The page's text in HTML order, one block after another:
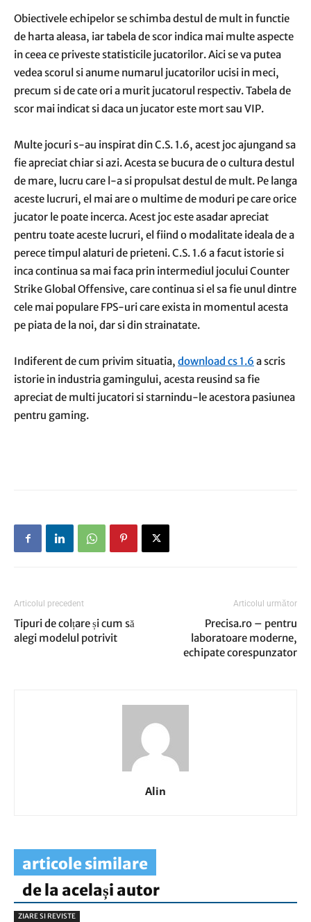
Obiectivele echipelor se schimba destul de mult in functie
de harta aleasa, iar tabela de scor indica mai multe aspecte
in ceea ce priveste statisticile jucatorilor. Aici se va putea
vedea scorul si anume numarul jucatorilor ucisi in meci,
precum si de cate ori a murit jucatorul respectiv. Tabela de
scor mai indicat si daca un jucator este mort sau VIP.
Multe jocuri s-au inspirat din C.S. 1.6, acest joc ajungand sa
fie apreciat chiar si azi. Acesta se bucura de o cultura destul
de mare, lucru care l-a si propulsat destul de mult. Pe langa
aceste lucruri, el mai are o multime de moduri pe care orice
jucator le poate incerca. Acest joc este asadar apreciat
pentru toate aceste lucruri, el fiind o modalitate ideala de a
perece timpul alaturi de prieteni. C.S. 1.6 a facut istorie si
inca continua sa mai faca prin intermediul jocului Counter
Strike Global Offensive, care continua si el sa fie unul dintre
cele mai populare FPS-uri care exista in momentul acesta
pe piata de la noi, dar si din strainatate.
Indiferent de cum privim situatia, download cs 1.6 a scris
istorie in industria gamingului, acesta reusind sa fie
apreciat de multi jucatori si starnindu-le acestora pasiunea
pentru gaming.
Articolul precedent
Tipuri de colțare și cum să
alegi modelul potrivit
Articolul următor
Precisa.ro – pentru
laboratoare moderne,
echipate corespunzator
Alin
articole similare
de la același autor
ZIARE SI REVISTE